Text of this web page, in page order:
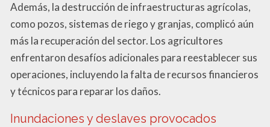
Además, la destrucción de infraestructuras agrícolas,
como pozos, sistemas de riego y granjas, complicó aún
más la recuperación del sector. Los agricultores
enfrentaron desafíos adicionales para reestablecer sus
operaciones, incluyendo la falta de recursos financieros
y técnicos para reparar los daños.
Inundaciones y deslaves provocados